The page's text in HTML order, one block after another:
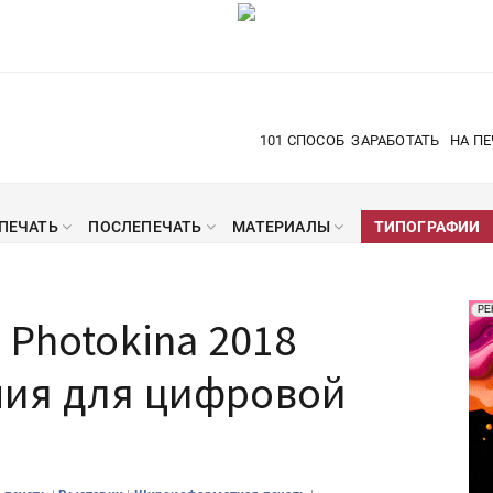
101 СПОСОБ ЗАРАБОТАТЬ НА
ПЕЧАТЬ ПОСЛЕПЕЧАТЬ МАТЕРИАЛЫ ТИПОГРАФИИ
2018
для цифровой